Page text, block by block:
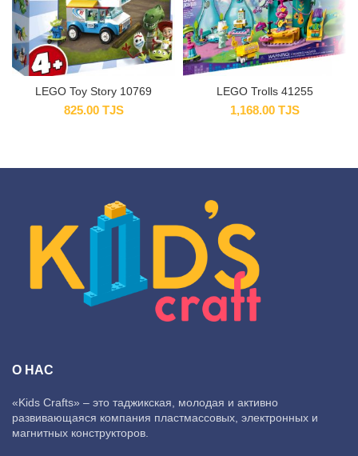
LEGO Toy Story 10769
825.00 TJS
LEGO Trolls 41255
1,168.00 TJS
О НАС
«Kids Crafts» – это таджикская, молодая и активно
развивающаяся компания пластмассовых, электронных и
магнитных конструкторов.